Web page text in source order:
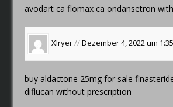
avodart caflomax ca ondansetron
Xlryer//Dezember 4, 2022 um
buy aldactone 25mg for sale
diflucan without prescription